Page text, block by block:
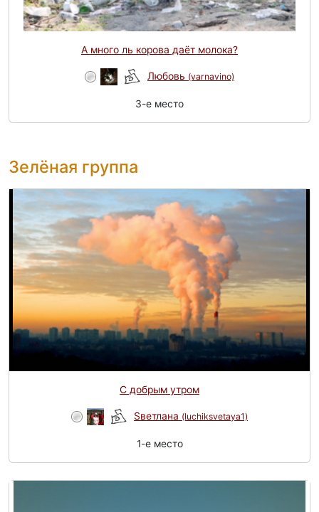
А много ль корова даёт молока?
Любовь (varnavino)
3-e место
Зелёная группа
С добрым утром
Sветлана (luchiksvetaya1)
1-e место